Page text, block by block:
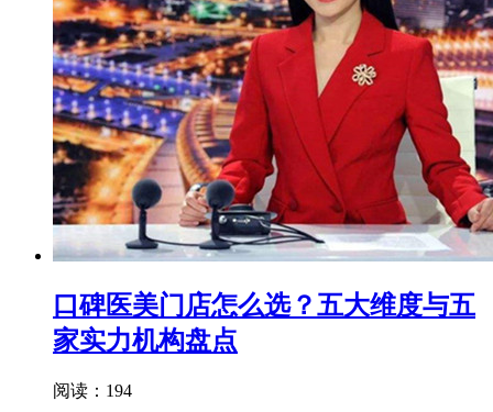
口碑医美门店怎么选？五大维度与五
家实力机构盘点
阅读：194